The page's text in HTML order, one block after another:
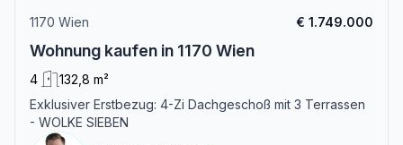
1170 Wien € 1.749.000
Wohnung kaufen in 1170 Wien
4
132,8 m²
Exklusiver Erstbezug: 4-Zi Dachgeschoß mit 3 Terrassen
- WOLKE SIEBEN